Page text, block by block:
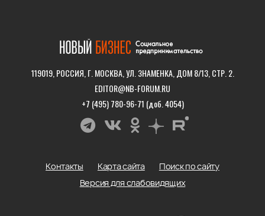
119019, РОССИЯ, Г. МОСКВА, УЛ. ЗНАМЕНКА, ДОМ 8/13, СТР. 2.
EDITOR@NB-FORUM.RU
+7 (495) 780-96-71 (доб. 4054)
Контакты Карта сайта
Поиск по сайту
Версия для слабовидящих